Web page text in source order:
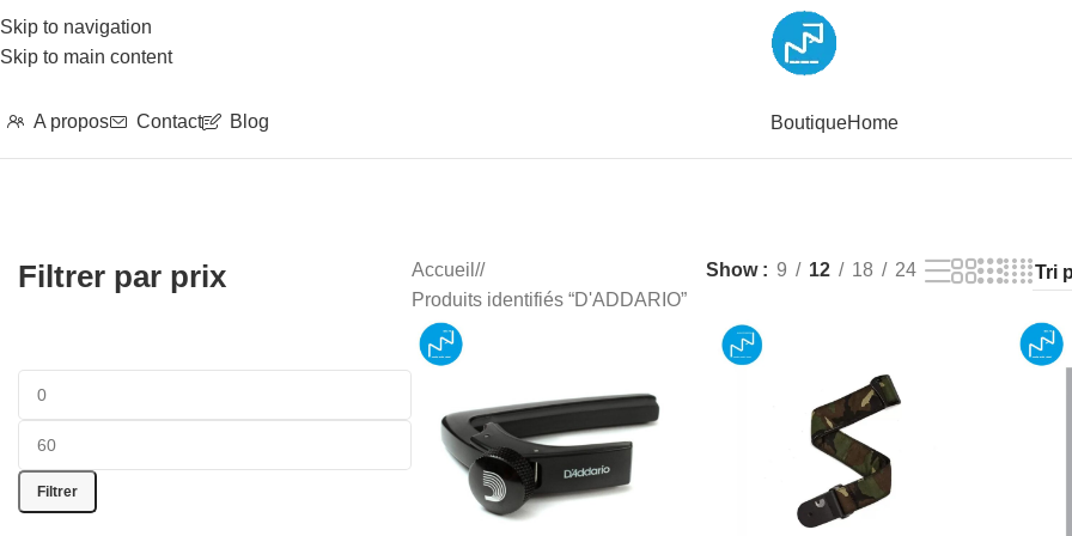
Skip to navigation
Skip to main content
A propos Contact Blog BoutiqueHome
Filtrer par prix
Filtrer
Accueil /
Produits identifiés “D'ADDARIO”
Show 9 12 18 24